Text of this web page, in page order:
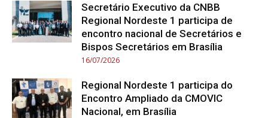
Secretário Executivo da CNBB
Regional Nordeste 1 participa de
encontro nacional de Secretários e
Bispos Secretários em Brasília
16/07/2026
Regional Nordeste 1 participa do
Encontro Ampliado da CMOVIC
Nacional, em Brasília